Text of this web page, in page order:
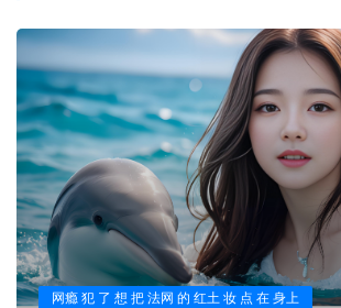
网瘾 犯 了 想 把 法网 的 红土 妆 点 在 身上